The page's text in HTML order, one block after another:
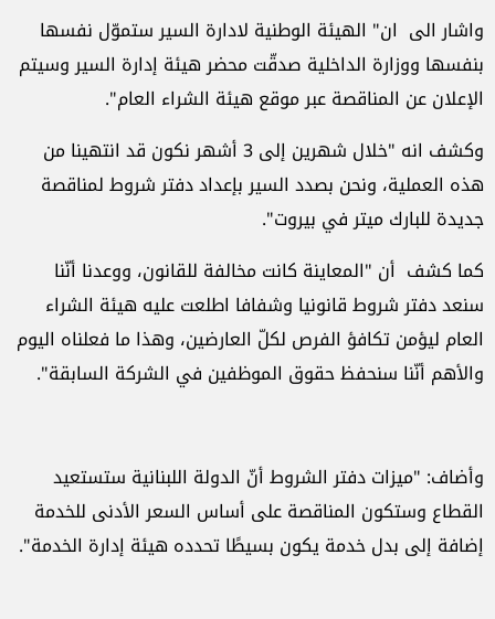
واشار الى ان" الهيئة الوطنية لادارة السير ستموّل نفسها
بنفسها ووزارة الداخلية صدقّت محضر هيئة إدارة السير وسيتم
الإعلان عن المناقصة عبر موقع هيئة الشراء العام".
وكشف انه "خلال شهرين إلى 3 أشهر نكون قد انتهينا من
هذه العملية، ونحن بصدد السير بإعداد دفتر شروط لمناقصة
جديدة للبارك ميتر في بيروت".
كما كشف أن "المعاينة كانت مخالفة للقانون، ووعدنا أنّنا
سنعد دفتر شروط قانونيا وشفافا اطلعت عليه هيئة الشراء
العام ليؤمن تكافؤ الفرص لكلّ العارضين، وهذا ما فعلناه اليوم
والأهم أنّنا سنحفظ حقوق الموظفين في الشركة السابقة".
وأضاف: "ميزات دفتر الشروط أنّ الدولة اللبنانية ستستعيد
القطاع وستكون المناقصة على أساس السعر الأدنى للخدمة
إضافة إلى بدل خدمة يكون بسيطًا تحدده هيئة إدارة الخدمة".